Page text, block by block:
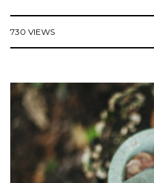
730 VIEWS